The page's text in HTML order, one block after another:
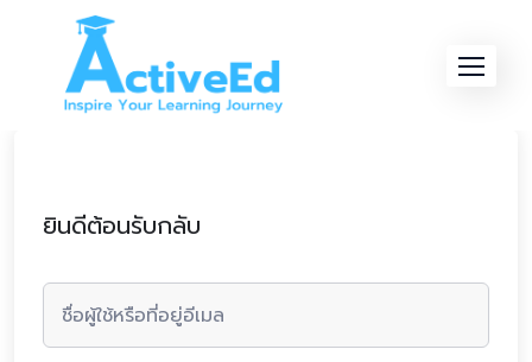
content
ยินดีต้อนรับกลับ